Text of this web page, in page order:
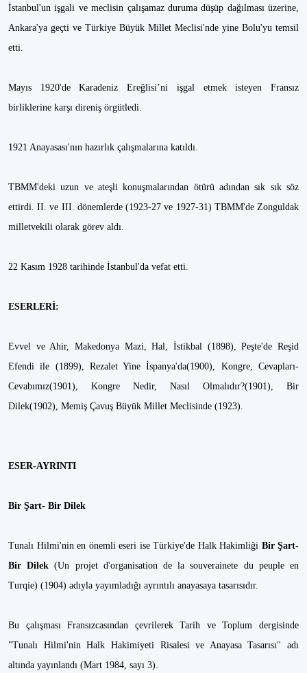
İstanbul'un işgali ve meclisin çalışamaz duruma düşüp dağılması üzerine,
Ankara'ya geçti ve Türkiye Büyük Millet Meclisi'nde yine Bolu'yu temsil
etti.
Mayıs 1920'de Karadeniz Ereğlisi’ni işgal etmek isteyen Fransız
birliklerine karşı direniş örgütledi.
1921 Anayasası'nın hazırlık çalışmalarına katıldı.
TBMM'deki uzun ve ateşli konuşmalarından ötürü adından sık sık söz
ettirdi. II. ve III. dönemlerde (1923-27 ve 1927-31) TBMM'de Zonguldak
milletvekili olarak görev aldı.
22 Kasım 1928 tarihinde İstanbul'da vefat etti.
ESERLERİ:
Evvel ve Ahir, Makedonya Mazi, Hal, İstikbal (1898), Peşte'de Reşid
Efendi ile (1899), Rezalet Yine İspanya'da(1900), Kongre, Cevapları-
Cevabımız(1901), Kongre Nedir, Nasıl Olmalıdır?(1901), Bir
Dilek(1902), Memiş Çavuş Büyük Millet Meclisinde (1923).
ESER-AYRINTI
Bir Şart- Bir Dilek
Tunalı Hilmi'nin en önemli eseri ise Türkiye'de Halk Hakimliği Bir Şart-
Bir Dilek(Un projet d'organisation de la souverainete du peuple en
Turqie) (1904) adıyla yayımladığı ayrıntılı anayasaya tasarısıdır.
Bu çalışması Fransızcasından çevrilerek Tarih ve Toplum dergisinde
"Tunalı Hilmi'nin Halk Hakimiyeti Risalesi ve Anayasa Tasarısı" adı
altında yayınlandı (Mart 1984, sayı 3).